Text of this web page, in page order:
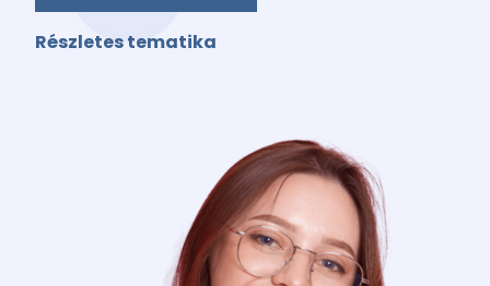
Részletes tematika